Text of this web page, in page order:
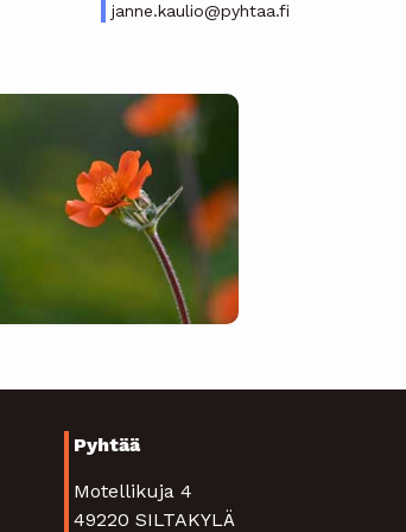
janne.kaulio@pyhtaa.fi
Pyhtää
Motellikuja 4
49220 SILTAKYLÄ